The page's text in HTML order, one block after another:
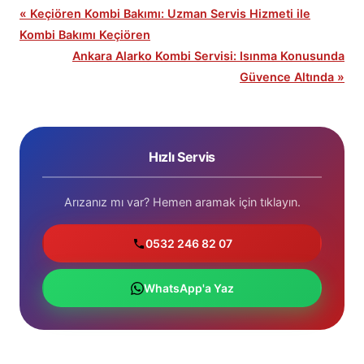
« Keçiören Kombi Bakımı: Uzman Servis Hizmeti ile
Kombi Bakımı Keçiören
Ankara Alarko Kombi Servisi: Isınma Konusunda
Güvence Altında »
Hızlı Servis
Arızanız mı var? Hemen aramak için tıklayın.
0532 246 82 07
WhatsApp'a Yaz